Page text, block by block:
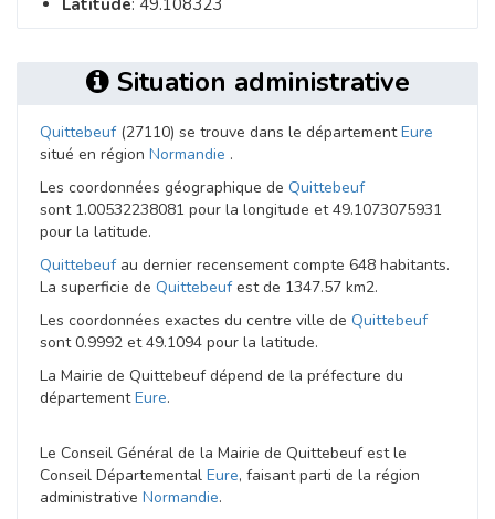
Latitude: 49.108323
Situation administrative
Quittebeuf(27110) se trouve dans le départementEure
situé en région Normandie .
Les coordonnées géographique de Quittebeuf
sont 1.00532238081 pour la longitude et 49.1073075931
pour la latitude.
Quittebeufau dernier recensement compte 648 habitants.
La superficie de Quittebeufest de 1347.57 km2.
Les coordonnées exactes du centre ville de Quittebeuf
sont 0.9992 et 49.1094 pour la latitude.
La Mairie de Quittebeuf dépend de la préfecture du
départementEure.
Le Conseil Général de la Mairie de Quittebeuf est le
Conseil Départemental Eure, faisant parti de la région
administrative Normandie.